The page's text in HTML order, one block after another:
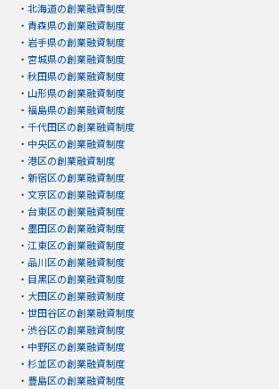
・ 北海道の創業融資制度
・ 青森県の創業融資制度
・ 岩手県の創業融資制度
・ 宮城県の創業融資制度
・ 秋田県の創業融資制度
・ 山形県の創業融資制度
・ 福島県の創業融資制度
・ 千代田区の創業融資制度
・ 中央区の創業融資制度
・ 港区の創業融資制度
・ 新宿区の創業融資制度
・ 文京区の創業融資制度
・ 台東区の創業融資制度
・ 墨田区の創業融資制度
・ 江東区の創業融資制度
・ 品川区の創業融資制度
・ 目黒区の創業融資制度
・ 大田区の創業融資制度
・ 世田谷区の創業融資制度
・ 渋谷区の創業融資制度
・ 中野区の創業融資制度
・ 杉並区の創業融資制度
・ 豊島区の創業融資制度